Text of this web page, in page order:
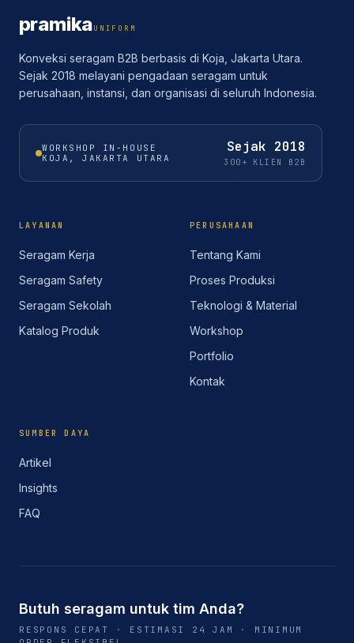
pramikaUNIFORM
Konveksi seragam B2B berbasis di Koja, Jakarta Utara.
Sejak 2018 melayani pengadaan seragam untuk
perusahaan, instansi, dan organisasi di seluruh Indonesia.
WORKSHOP IN-HOUSE
KOJA, JAKARTA UTARA
Sejak 2018
300+ KLIEN B2B
LAYANAN
Seragam Kerja
Seragam Safety
Seragam Sekolah
Katalog Produk
PERUSAHAAN
Tentang Kami
Proses Produksi
Teknologi & Material
Workshop
Portfolio
Kontak
SUMBER DAYA
Artikel
Insights
FAQ
Butuh seragam untuk tim Anda?
RESPONS CEPAT · ESTIMASI 24 JAM · MINIMUM